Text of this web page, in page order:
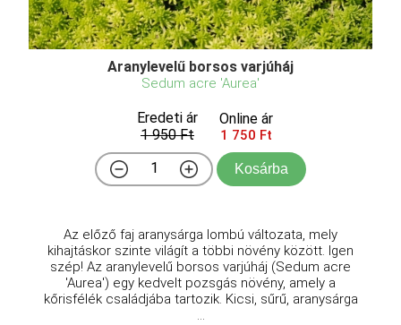
Aranylevelű borsos varjúháj
Sedum acre 'Aurea'
Eredeti ár
1 950 Ft
Online ár
1 750 Ft
Kosárba
Az előző faj aranysárga lombú változata, mely
kihajtáskor szinte világít a többi növény között. Igen
szép! Az aranylevelű borsos varjúháj (Sedum acre
'Aurea') egy kedvelt pozsgás növény, amely a
kőrisfélék családjába tartozik. Kicsi, sűrű, aranysárga
...